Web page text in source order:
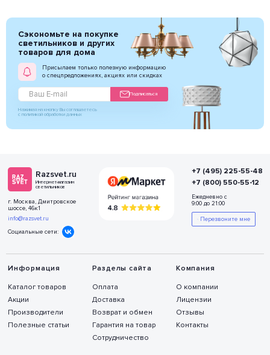
Сэкономьте на покупке
светильников и других
товаров для дома
Присылаем только полезную информацию
о спецпредложениях, акциях или скидках
Подписаться
Нажимая на кнопку Вы соглашаетесь
с политикой обработки данных
Razsvet.ru
Интернет-магазин
светильников
г. Москва, Дмитровское
шоссе, 46к1
info@razsvet.ru
Социальные сети:
Информация
Каталог товаров
Акции
Производители
Полезные статьи
Разделы сайта
Оплата
Доставка
Возврат и обмен
Гарантия на товар
Сотрудничество
Компания
О компании
Лицензии
Отзывы
Контакты
+7 (495) 225-55-48
+7 (800) 550-55-12
Ежедневно с
9:00 до 21:00
Перезвоните мне